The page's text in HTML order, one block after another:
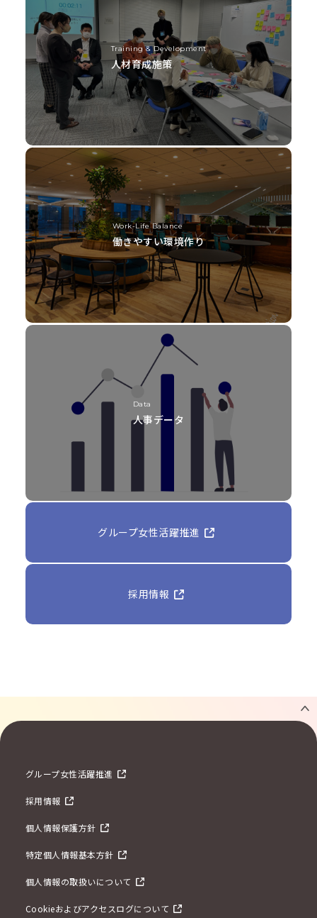
Training & Development
人材育成施策
Work-Life Balance
働きやすい環境作り
Data
人事データ
グループ女性活躍推進
採用情報
グループ女性活躍推進
採用情報
個人情報保護方針
特定個人情報基本方針
個人情報の取扱いについて
Cookieおよびアクセスログについて